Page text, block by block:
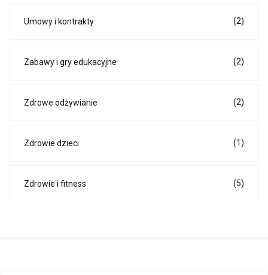
Umowy i kontrakty (2)
Zabawy i gry edukacyjne (2)
Zdrowe odżywianie (2)
Zdrowie dzieci (1)
Zdrowie i fitness (5)